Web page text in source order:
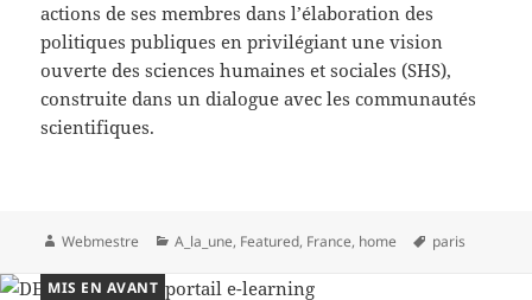
actions de ses membres dans l’élaboration des
politiques publiques en privilégiant une vision
ouverte des sciences humaines et sociales (SHS),
construite dans un dialogue avec les communautés
scientifiques.
Auteur
Webmestre Catégories
A_la_une, Featured, France, home
Mots-
paris
MIS EN AVANT